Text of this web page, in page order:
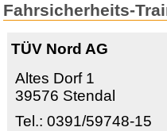
Fahrsicherheits-
TÜV Nord AG
Altes Dorf 1
39576 Stendal
Tel.: 0391/59748-15